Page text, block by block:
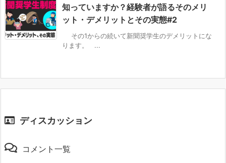
知っていますか？経験者が語るそのメリ
ット・デメリットとその実態#2
その1からの続いて新聞奨学生のデメリットにな
ります。 ...
ディスカッション
コメント一覧